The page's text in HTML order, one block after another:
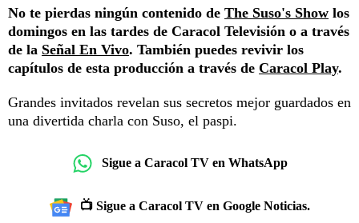
No te pierdas ningún contenido de The Suso's Show los
domingos en las tardes de Caracol Televisión o a través
de la Señal En Vivo. También puedes revivir los
capítulos de esta producción a través de Caracol Play.
Grandes invitados revelan sus secretos mejor guardados en
una divertida charla con Suso, el paspi.
Sigue a Caracol TV en WhatsApp
📺 Sigue a Caracol TV en Google Noticias.